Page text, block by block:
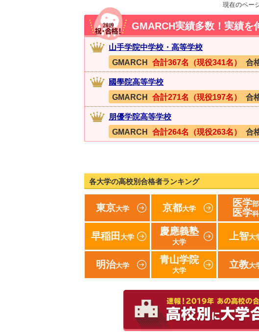
現在のペー
GMARCH実績多数！実績を
山手学院中学校・高等学校
GMARCH
合計367名（現役341名） 合
國學院高等学校
GMARCH
合計271名（現役197名） 合
朋優学院高等学校
GMARCH
合計264名（現役263名） 合
各大学の高校別合格者ランキング
東京大学 京都大学
医学部
医学科
早稲田 大学
慶應義塾
大学
上智大
明治大学
青山学院
大学
立教大